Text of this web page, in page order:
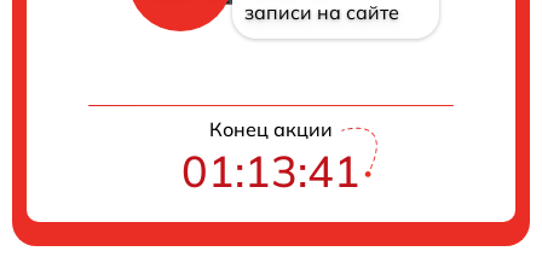
записи на сайте
Конец акции
01:13:40